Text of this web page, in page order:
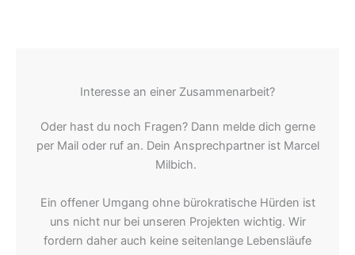
Interesse an einer Zusammenarbeit?
Oder hast du noch Fragen? Dann melde dich gerne
per Mail oder ruf an. Dein Ansprechpartner ist Marcel
Milbich.
Ein offener Umgang ohne bürokratische Hürden ist
uns nicht nur bei unseren Projekten wichtig. Wir
fordern daher auch keine seitenlange Lebensläufe